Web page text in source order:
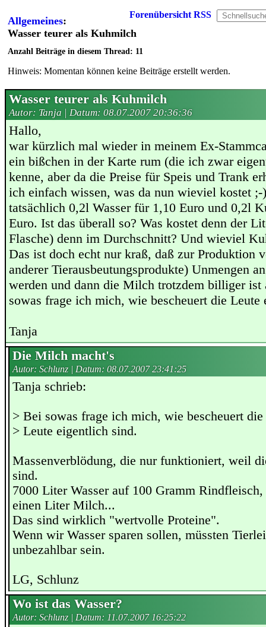
Forenübersicht RSS
Allgemeines:
Wasser teurer als Kuhmilch
Anzahl Beiträge in diesem Thread: 11
Hinweis: Momentan können keine Beiträge erstellt werden.
Wasser teurer als Kuhmilch
Autor: Tanja | Datum: 08.07.2007 20:36:36
Hallo,
war kürzlich mal wieder in meinem Ex-
ein bißchen in der Karte rum (die ich zwar
kenne, aber da die Preise für Speis und Trank
ich einfach wissen, was da nun wieviel kostet
tatsächlich 0,2l Wasser für 1,10 Euro und 0,2l
Euro. Ist das überall so? Was kostet denn der
Flasche) denn im Durchschnitt? Und wieviel
Das ist doch echt nur kraß, daß zur Produktion
anderer Tierausbeutungsprodukte) Unmengen
werden und dann die Milch trotzdem billiger ist
sowas frage ich mich, wie bescheuert die
Tanja
Die Milch macht's
Autor: Schlunz | Datum: 08.07.2007 23:41:25
Tanja schrieb:
> Bei sowas frage ich mich, wie bescheuert die
> Leute eigentlich sind.
Massenverblödung, die nur funktioniert, weil
sind.
7000 Liter Wasser auf 100 Gramm
einen Liter Milch...
Das sind wirklich "wertvolle Proteine".
Wenn wir Wasser sparen sollen, müssten
unbezahlbar sein.
LG, Schlunz
Wo ist das Wasser?
Autor: Schlunz | Datum: 11.07.2007 16:25:22